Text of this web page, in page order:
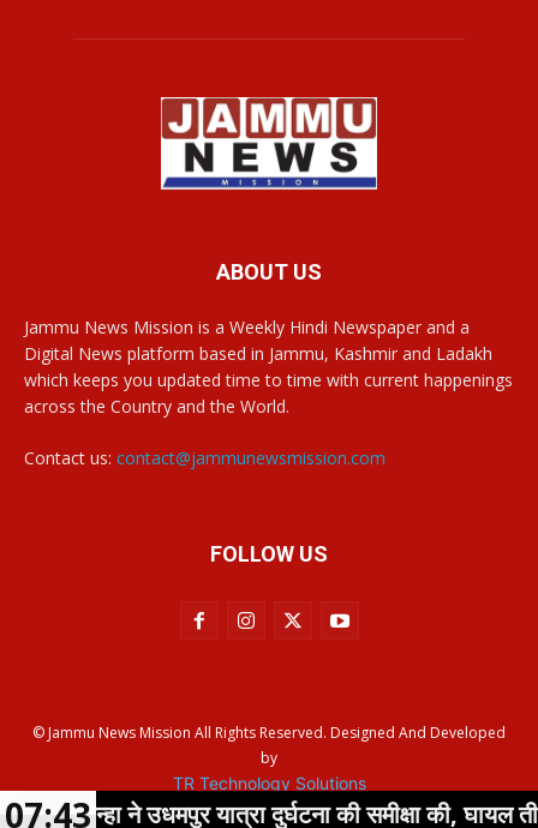
ABOUT US
Jammu News Mission is a Weekly Hindi Newspaper and a
Digital News platform based in Jammu, Kashmir and Ladakh
which keeps you updated time to time with current happenings
across the Country and the World.
Contact us: contact@jammunewsmission.com
FOLLOW US
© Jammu News Mission All Rights Reserved. Designed And Developed
by
TR Technology Solutions
सिन्हा ने उधमपुर यात्रा दुर्घटना की समीक्षा की, घायल
07:43